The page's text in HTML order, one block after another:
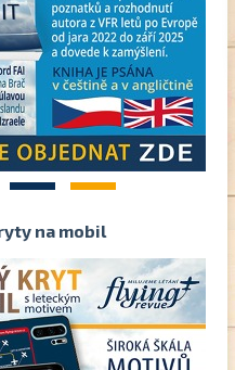
3 4
na mobil